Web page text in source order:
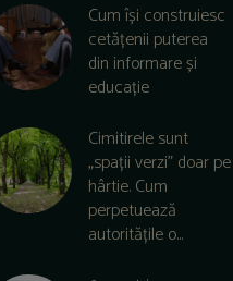
Cum își construiesc
cetățenii puterea
din informare și
educație
Cimitirele sunt
„spații verzi” doar pe
hârtie. Cum
perpetuează
autoritățile o...